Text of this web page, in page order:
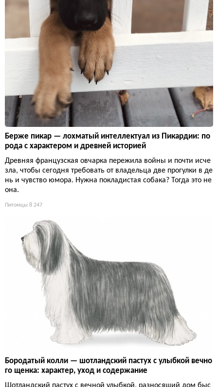
Берже пикар — лохматый интеллектуал из Пикардии: по
рода с характером и древней историей
Древняя французская овчарка пережила войны и почти исче
зла, чтобы сегодня требовать от владельца две прогулки в де
нь и чувство юмора. Нужна покладистая собака? Тогда это не
она.
Питомцы 8 247
Бородатый колли — шотландский пастух с улыбкой вечно
го щенка: характер, уход и содержание